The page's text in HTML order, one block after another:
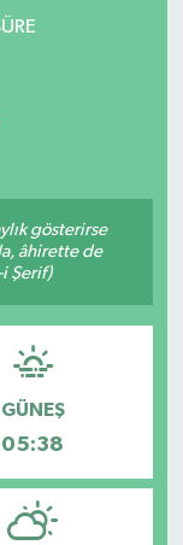
gösterirse
âhirette de
Şerif)
GÜNEŞ
05:38